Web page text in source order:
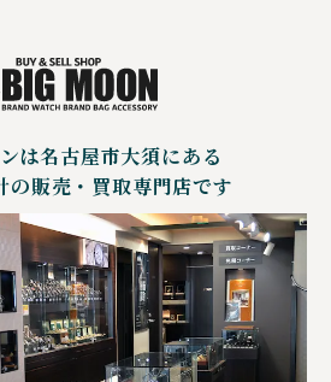
は名古屋市大須にある
の販売・買取専門店です